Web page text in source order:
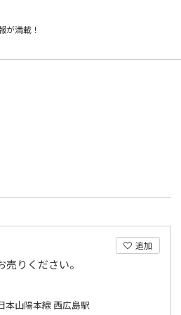
が満載！
追加
りください。
山陽本線 西広島駅